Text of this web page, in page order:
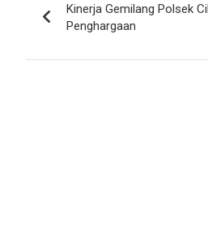
pos
Kinerja Gemilang Polsek
Penghargaan